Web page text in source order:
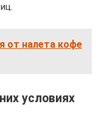
от налета кофе
условиях